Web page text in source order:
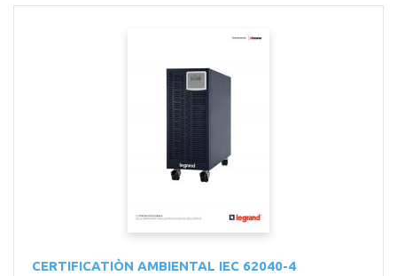
CERTIFICATIÒN AMBIENTAL IEC 62040-4